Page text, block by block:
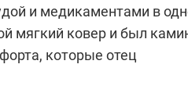
и медикаментами в
мягкий ковер и был
которые отец